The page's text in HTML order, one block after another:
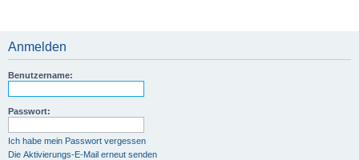
Anmelden
Benutzername:
Passwort:
Ich habe mein Passwort vergessen
Die Aktivierungs-E-Mail erneut senden